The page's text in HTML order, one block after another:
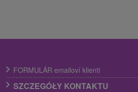
FORMULÁR emailoví klienti
SZCZEGÓŁY KONTAKTU